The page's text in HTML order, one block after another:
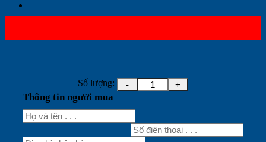
Số lượng:
Thông tin người mua